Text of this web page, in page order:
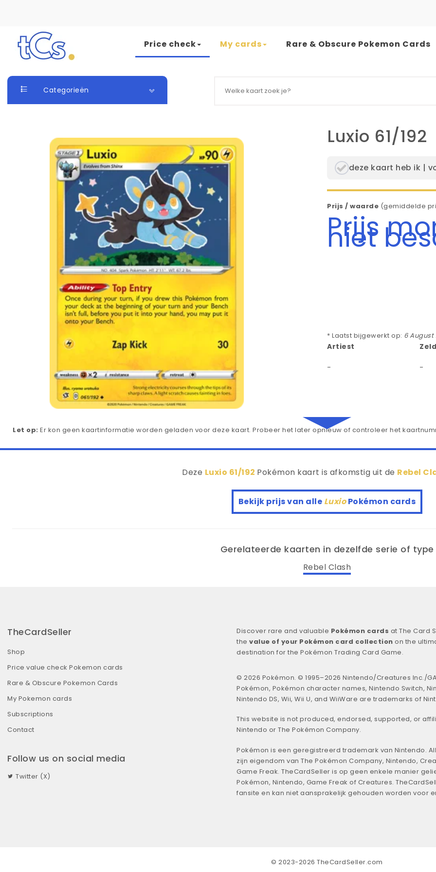
Skip to content
Price check My cards Rare & Obscure Pokemon Cards
Categorieën
Luxio 61/192
deze kaart heb ik |
Prijs / waarde (gemiddelde
Prijs
niet
* Laatst bijgewerkt op: 6 August
Artiest
- -
Let op: Er kon geen kaartinformatie worden geladen voor deze kaart. Probeer het later opnieuw of controleer het
Deze Luxio 61/192 Pokémon kaart is afkomstig uit de Rebel
Bekijk prijs van alle LuxioPokémon cards
Gerelateerde kaarten in dezelfde serie of type
Rebel Clash
TheCardSeller
Shop
Price value check Pokemon cards
Rare & Obscure Pokemon Cards
My Pokemon cards
Subscriptions
Contact
Follow us on social media
Twitter (X)
Discover rare and valuable Pokémon cards at The Card
the value of your Pokémon card collection on the
destination for the Pokémon Trading Card Game.
© 2026 Pokémon. © 1995–2026 Nintendo/Creatures Inc./
Pokémon, Pokémon character names, Nintendo Switch,
Nintendo DS, Wii, Wii U, and WiiWare are trademarks of
This website is not produced, endorsed, supported, or
Nintendo or The Pokémon Company.
Pokémon is een geregistreerd trademark van Nintendo.
zijn eigendom van The Pokémon Company, Nintendo,
Game Freak. TheCardSeller is op geen enkele manier
Pokémon, Nintendo, Game Freak of Creatures.
fansite en kan niet aansprakelijk gehouden worden voor
© 2023-2026 TheCardSeller.com